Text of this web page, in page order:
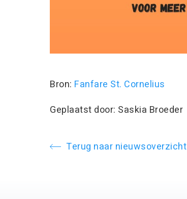
Bron: Fanfare St. Cornelius
Geplaatst door: Saskia Broeder
Terug naar nieuwsoverzicht